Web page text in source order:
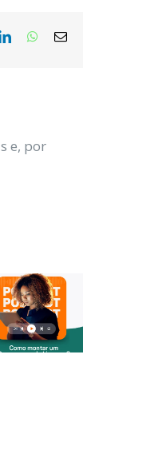
LinkedInWhatsApp
E-
e, por
Como
montar
um
Cronograma
de